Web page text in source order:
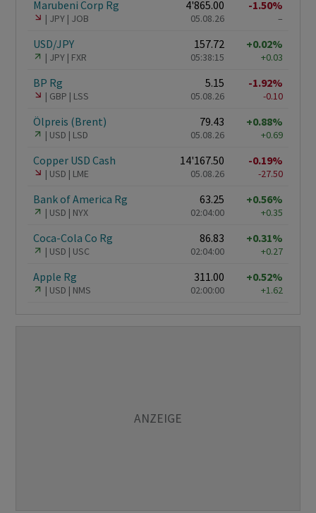
Marubeni Corp Rg
JPY JOB
4'865.00
05.08.26
-1.50%
–
USD/JPY
JPY FXR
157.72
05:38:15
+0.02%
+0.03
BP Rg
GBP LSS
5.15
05.08.26
-1.92%
-0.10
Ölpreis (Brent)
USD LSD
79.43
05.08.26
+0.88%
+0.69
Copper USD Cash
USD LME
14'167.50
05.08.26
-0.19%
-27.50
Bank of America Rg
USD NYX
63.25
02:04:00
+0.56%
+0.35
Coca-Cola Co Rg
USD USC
86.83
02:04:00
+0.31%
+0.27
Apple Rg
USD NMS
311.00
02:00:00
+0.52%
+1.62